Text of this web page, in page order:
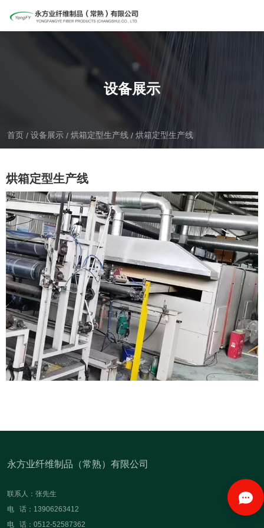
设备展示
首页 / 设备展示 / 烘箱定型生产线 / 烘箱定型生产线
烘箱定型生产线
永方业纤维制品（常熟）有限公司
联系人：张先生
电 话：13906263412
电 话：0512-52587362